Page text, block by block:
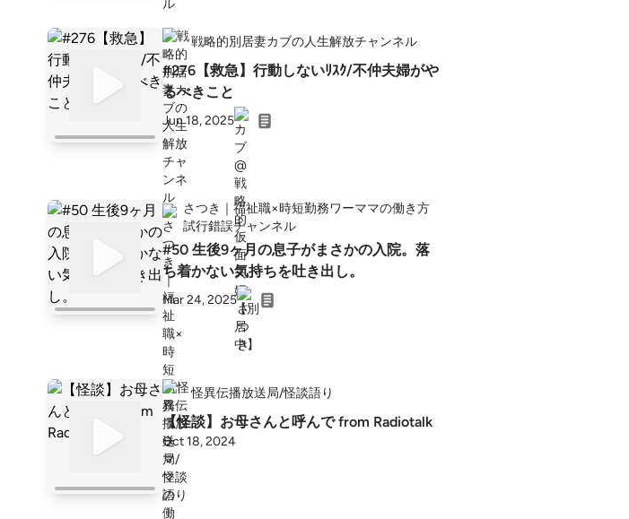
戦略的別居妻カブの人生解放チャンネル
#276【救急】行動しないﾘｽｸ/不仲夫婦がや
るべきこと
Jun 18, 2025
さつき｜福祉職×時短勤務ワーママの働き方
試行錯誤チャンネル
#50 生後9ヶ月の息子がまさかの入院。落
ち着かない気持ちを吐き出し。
Mar 24, 2025
怪異伝播放送局/怪談語り
【怪談】お母さんと呼んで from Radiotalk
Oct 18, 2024